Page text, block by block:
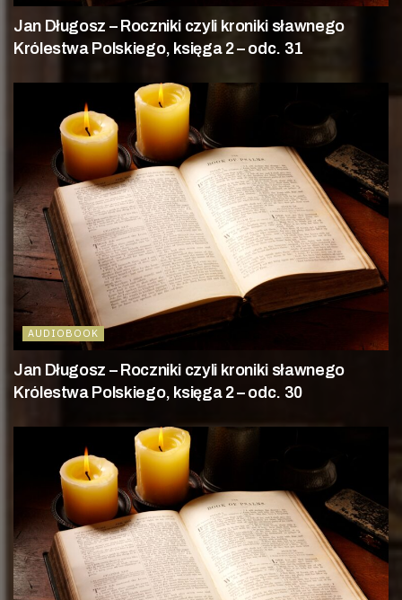
Jan Długosz – Roczniki czyli kroniki sławnego
Królestwa Polskiego, księga 2 – odc. 31
AUDIOBOOK
Jan Długosz – Roczniki czyli kroniki sławnego
Królestwa Polskiego, księga 2 – odc. 30